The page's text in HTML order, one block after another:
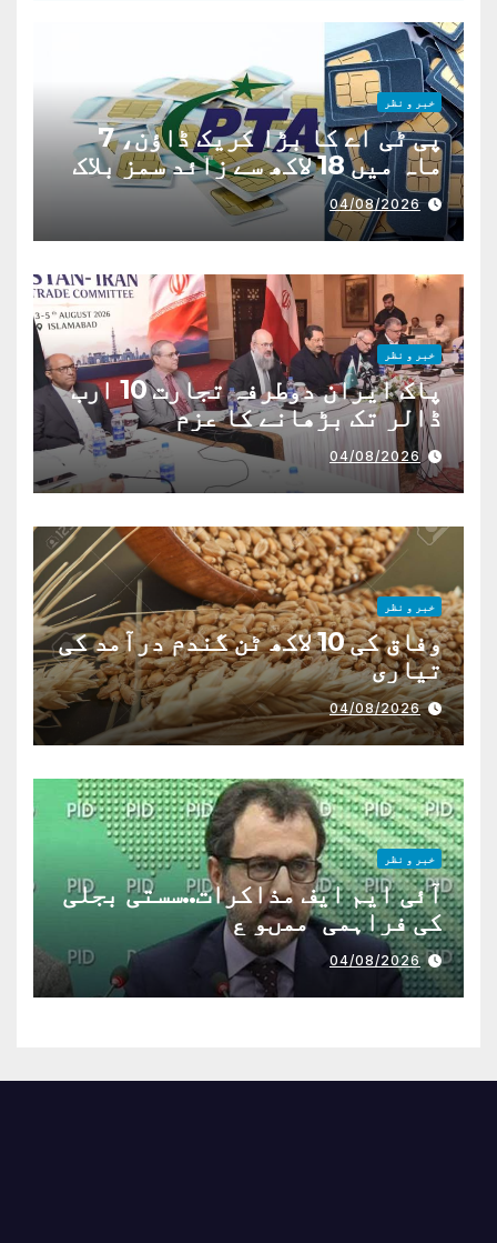
خبر و نظر
پی ٹی اے کا بڑا کریک ڈاؤن، 7
ماہ میں 18 لاکھ سے زائد سمز بلاک
04/08/2026
خبر و نظر
پاک ایران دوطرفہ تجارت 10 ارب
ڈالر تک بڑھانے کا عزم
04/08/2026
خبر و نظر
وفاق کی 10 لاکھ ٹن گندم درآمد کی
تیاری
04/08/2026
خبر و نظر
آئی ایم ایف مذاکرات..سستی بجلی
کی فراہمی ممںو ع
04/08/2026